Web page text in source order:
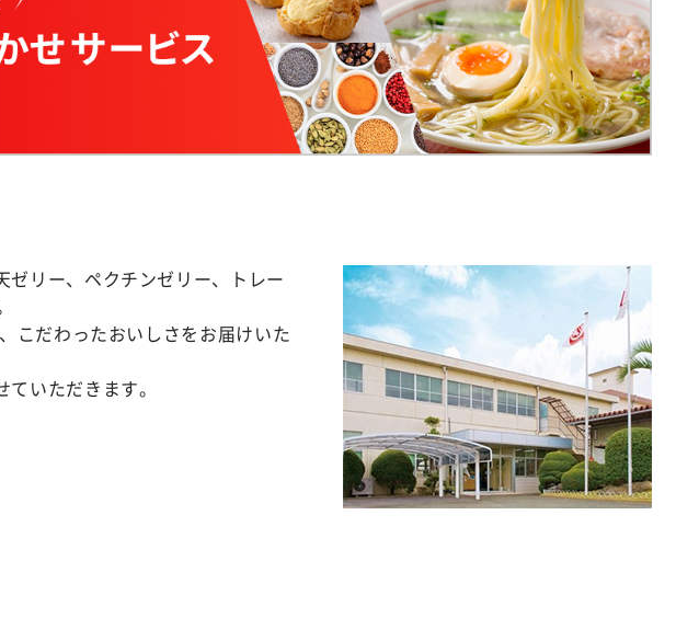
リー、ペクチンゼリー、トレー
こだわったおいしさをお届けいた
いただきます。